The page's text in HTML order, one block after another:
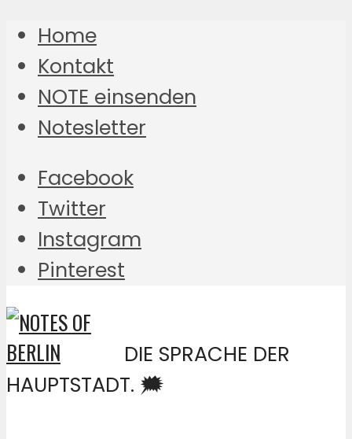
Home
Kontakt
NOTE einsenden
Notesletter
Facebook
Twitter
Instagram
Pinterest
DIE SPRACHE DER
HAUPTSTADT. 🗯️